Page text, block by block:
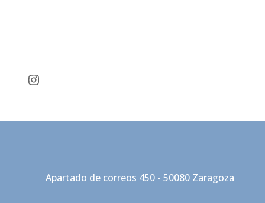
Instagram
Apartado de correos 450 - 50080 Zaragoza